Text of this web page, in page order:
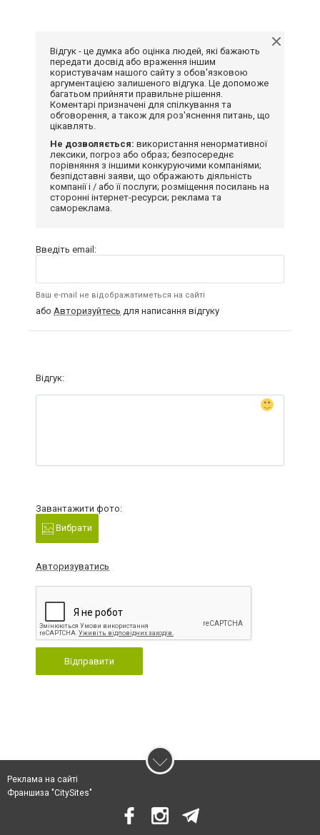
Відгук - це думка або оцінка людей, які бажають
передати досвід або враження іншим
користувачам нашого сайту з обов'язковою
аргументацією залишеного відгука. Це допоможе
багатьом прийняти правильне рішення.
Коментарі призначені для спілкування та
обговорення, а також для роз'яснення питань, що
цікавлять.
Не дозволяється: використання ненормативної
лексики, погроз або образ; безпосереднє
порівняння з іншими конкуруючими компаніями;
безпідставні заяви, що ображають діяльність
компанії і / або її послуги; розміщення посилань на
сторонні інтернет-ресурси; реклама та
самореклама.
Введіть email:
Ваш e-mail не відображатиметься на сайті
або Авторизуйтесь для написання відгуку
Відгук:
Завантажити фото:
Вибрати
Авторизуватись
Відправити
Реклама на сайті
Франшиза "CitySites"